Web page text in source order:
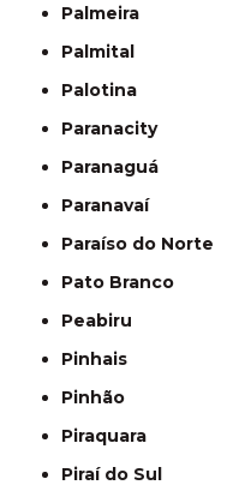
Palmeira
Palmital
Palotina
Paranacity
Paranaguá
Paranavaí
Paraíso do Norte
Pato Branco
Peabiru
Pinhais
Pinhão
Piraquara
Piraí do Sul